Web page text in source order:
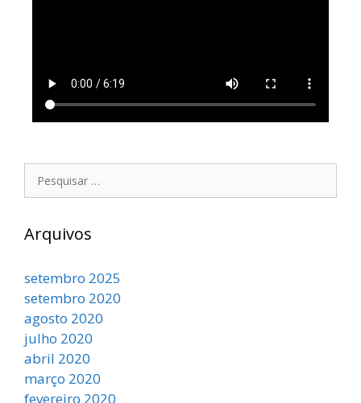
Arquivos
setembro 2025
setembro 2020
agosto 2020
julho 2020
abril 2020
março 2020
fevereiro 2020